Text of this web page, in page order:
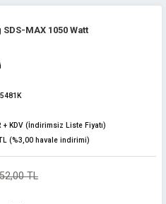
SDS-MAX 1050 Watt
+ KDV (İndirimsiz Liste Fiyatı)
(%3,00 havale indirimi)
TL